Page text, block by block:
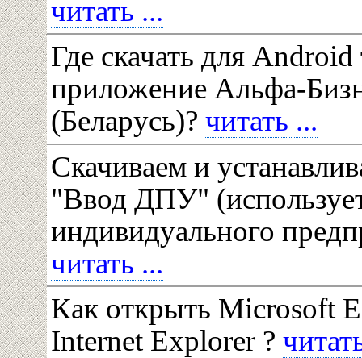
читать ...
Где скачать для
приложение Альфа-
(Беларусь)? читать ...
Скачиваем и
"Ввод ДПУ"
индивидуального
читать ...
Как открыть Microsoft
Internet Explorer ?